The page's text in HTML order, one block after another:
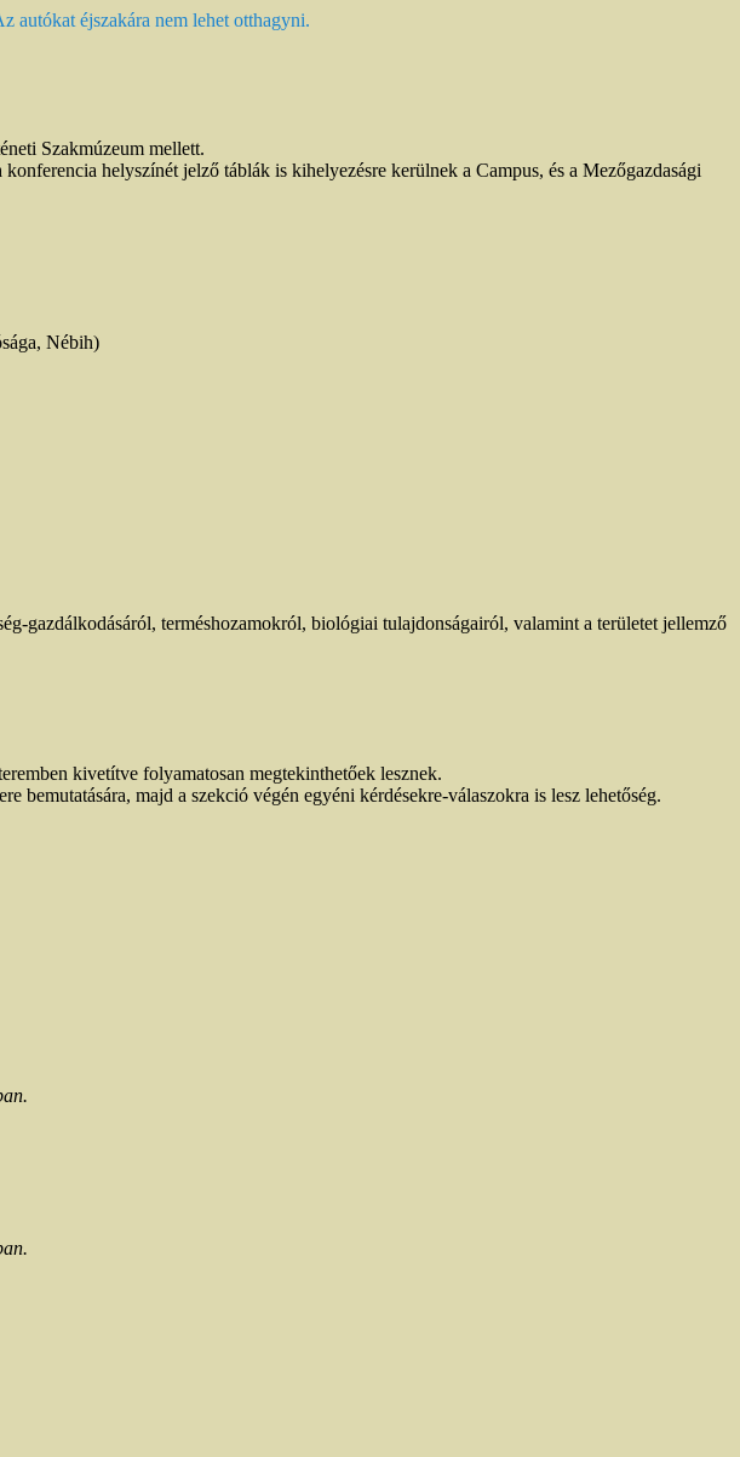
autókat éjszakára nem lehet otthagyni.
Szakmúzeum mellett.
helyszínét jelző táblák is kihelyezésre kerülnek a Campus, és a Mezőgazdasági
Nébih)
gazdálkodásáról, terméshozamokról, biológiai tulajdonságairól, valamint a területet jellemző
kivetítve folyamatosan megtekinthetőek lesznek.
bemutatására, majd a szekció végén egyéni kérdésekre-válaszokra is lesz lehetőség.